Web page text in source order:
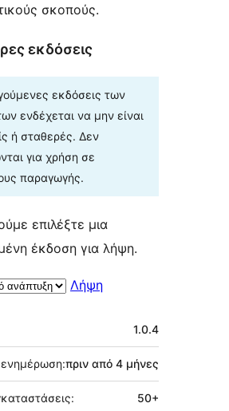
σκοπούς.
εκδόσεις
εκδόσεις των
ενδέχεται να μην είναι
ή σταθερές. Δεν
για χρήση σε
παραγωγής.
επιλέξτε μια
έκδοση για λήψη.
Λήψη
1.0.4
πριν από 4 μήνες
50+